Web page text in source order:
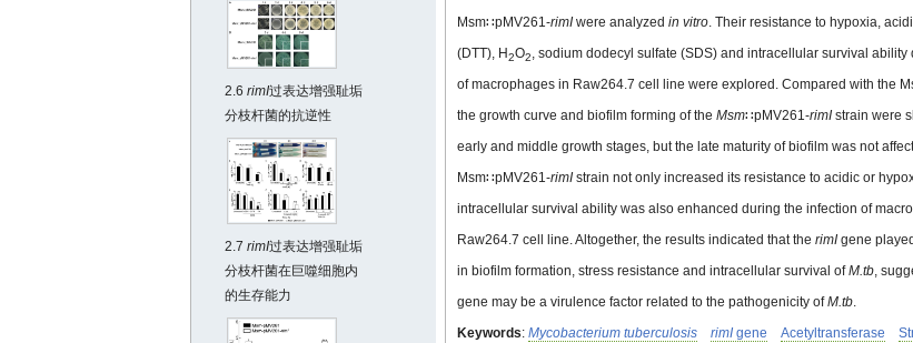
2.6 rimI过表达增强耻垢
分枝杆菌的抗逆性
2.7 rimI过表达增强耻垢
分枝杆菌在巨噬细胞内
的生存能力
Msm∷pMV261-rimIwere analyzed in vitro. Their resistance to hypoxia,
(DTT), H2O2, sodium dodecyl sulfate (SDS) and intracellular survival ability
of macrophages in Raw264.7 cell line were explored. Compared with the
the growth curve and biofilm forming of the Msm∷pMV261-rimIstrain were
early and middle growth stages, but the late maturity of biofilm was not
Msm∷pMV261-rimIstrain not only increased its resistance to acidic or
intracellular survival ability was also enhanced during the infection of
Raw264.7 cell line. Altogether, the results indicated that the rimIgene
in biofilm formation, stress resistance and intracellular survival ofM.tb,
gene may be a virulence factor related to the pathogenicity ofM.tb.
Keywords: Mycobacterium tuberculosis rimI gene Acetyltransferase